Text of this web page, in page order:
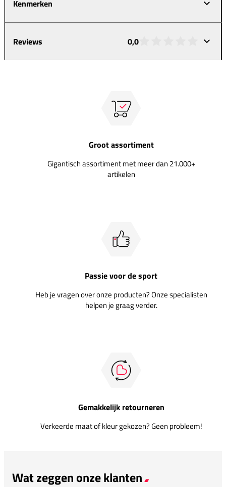
Kenmerken
Reviews 0,0
Groot assortiment
Gigantisch assortiment met meer dan 21.000+
artikelen
Passie voor de sport
Heb je vragen over onze producten? Onze specialisten
helpen je graag verder.
Gemakkelijk retourneren
Verkeerde maat of kleur gekozen? Geen probleem!
Wat zeggen onze klanten